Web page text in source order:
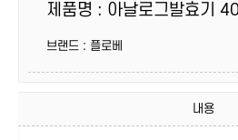
제품명 : 아날로그발효기
브랜드 : 플로베
내용